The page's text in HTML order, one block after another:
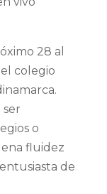
28 al
colegio
ser
o
fluidez
de